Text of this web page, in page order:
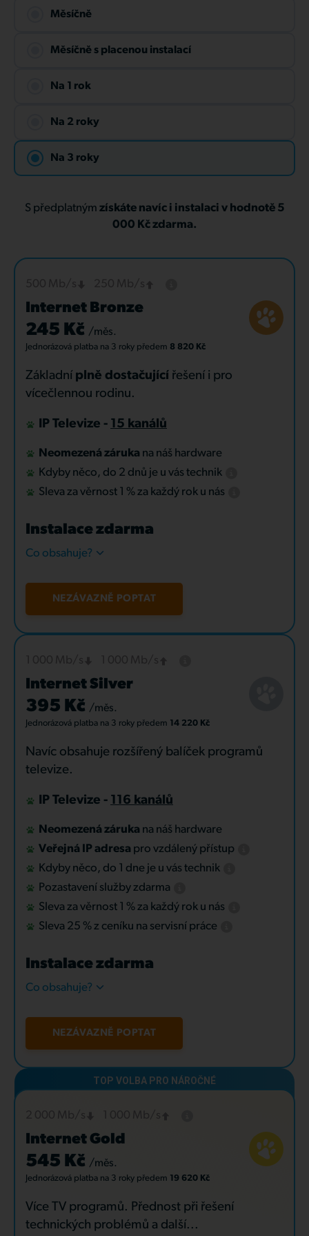
Měsíčně
Měsíčně s placenou instalací
Na 1 rok
Na 2 roky
Na 3 roky
S předplatným získáte navíc i instalaci v hodnotě 5
000 Kč zdarma.
Internet Bronze
245 Kč /měs.
Jednorázová platba na 3 roky předem 8 820 Kč
Základní plně dostačující řešení i pro
vícečlennou rodinu.
IP Televize - 15 kanálů
Neomezená záruka na náš hardware
Kdyby něco, do 2 dnů je u vás technik
Sleva za věrnost 1 % za každý rok u nás
Instalace zdarma
Co obsahuje?
NEZÁVAZNĚ POPTAT
Internet Silver
395 Kč /měs.
Jednorázová platba na 3 roky předem 14 220 Kč
Navíc obsahuje rozšířený balíček programů
televize.
IP Televize - 116 kanálů
Neomezená záruka na náš hardware
Veřejná IP adresa pro vzdálený přístup
Kdyby něco, do 1 dne je u vás technik
Pozastavení služby zdarma
Sleva za věrnost 1 % za každý rok u nás
Sleva 25 % z ceníku na servisní práce
Instalace zdarma
Co obsahuje?
NEZÁVAZNĚ POPTAT
Internet Gold
545 Kč /měs.
Jednorázová platba na 3 roky předem 19 620 Kč
Více TV programů. Přednost při řešení
technických problémů a další...